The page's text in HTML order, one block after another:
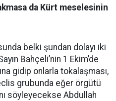
da Kürt meselesinin
belki şundan dolayı iki
Bahçeli’nin 1 Ekim’de
gidip onlarla tokalaşması,
grubunda eğer örgütü
söyleyecekse Abdullah